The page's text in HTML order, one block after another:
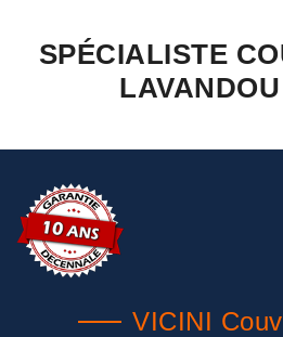
SPÉCIALISTE
VICINI